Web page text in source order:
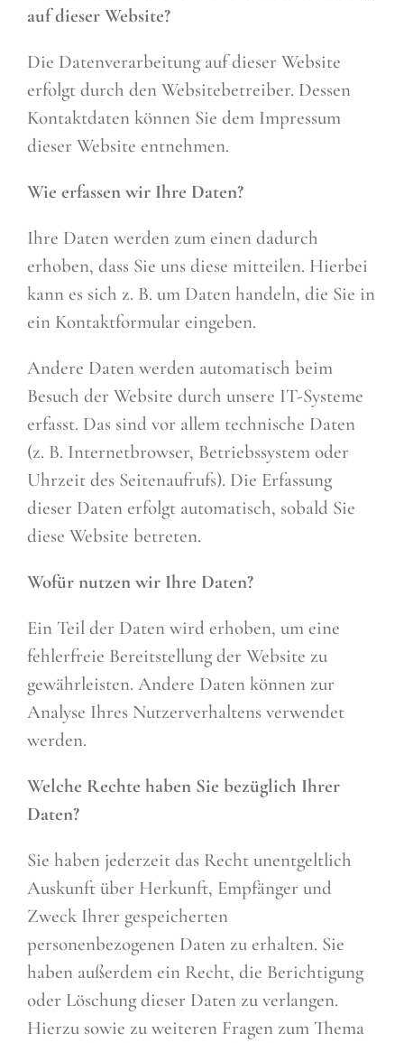
auf dieser Website?
Die Datenverarbeitung auf dieser Website
erfolgt durch den Websitebetreiber. Dessen
Kontaktdaten können Sie dem Impressum
dieser Website entnehmen.
Wie erfassen wir Ihre Daten?
Ihre Daten werden zum einen dadurch
erhoben, dass Sie uns diese mitteilen. Hierbei
kann es sich z. B. um Daten handeln, die Sie in
ein Kontaktformular eingeben.
Andere Daten werden automatisch beim
Besuch der Website durch unsere IT-Systeme
erfasst. Das sind vor allem technische Daten
(z. B. Internetbrowser, Betriebssystem oder
Uhrzeit des Seitenaufrufs). Die Erfassung
dieser Daten erfolgt automatisch, sobald Sie
diese Website betreten.
Wofür nutzen wir Ihre Daten?
Ein Teil der Daten wird erhoben, um eine
fehlerfreie Bereitstellung der Website zu
gewährleisten. Andere Daten können zur
Analyse Ihres Nutzerverhaltens verwendet
werden.
Welche Rechte haben Sie bezüglich Ihrer
Daten?
Sie haben jederzeit das Recht unentgeltlich
Auskunft über Herkunft, Empfänger und
Zweck Ihrer gespeicherten
personenbezogenen Daten zu erhalten. Sie
haben außerdem ein Recht, die Berichtigung
oder Löschung dieser Daten zu verlangen.
Hierzu sowie zu weiteren Fragen zum Thema